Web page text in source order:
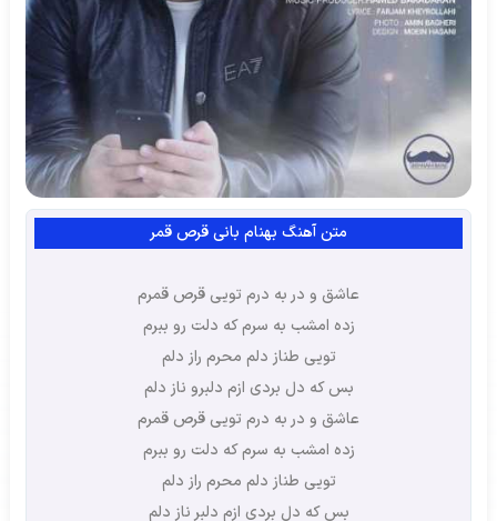
متن آهنگ بهنام بانی قرص قمر
عاشق و در به درم تویی قرص قمرم
زده امشب به سرم که دلت رو ببرم
تویی طناز دلم محرم راز دلم
بس که دل بردی ازم دلبرو ناز دلم
عاشق و در به درم تویی قرص قمرم
زده امشب به سرم که دلت رو ببرم
تویی طناز دلم محرم راز دلم
بس که دل بردی ازم دلبر ناز دلم